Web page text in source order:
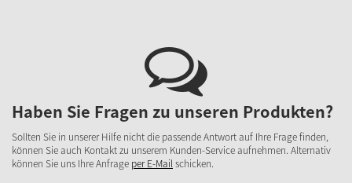
Haben Sie Fragen zu unseren Produkten?
Sollten Sie in unserer Hilfe nicht die passende Antwort auf Ihre Frage finden,
können Sie auch Kontakt zu unserem Kunden-Service aufnehmen. Alternativ
können Sie uns Ihre Anfrage per E-Mailschicken.